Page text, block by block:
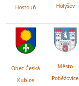
Hostouň
Holýšov
Obec Česká
Kubice
Město
Poběžovice